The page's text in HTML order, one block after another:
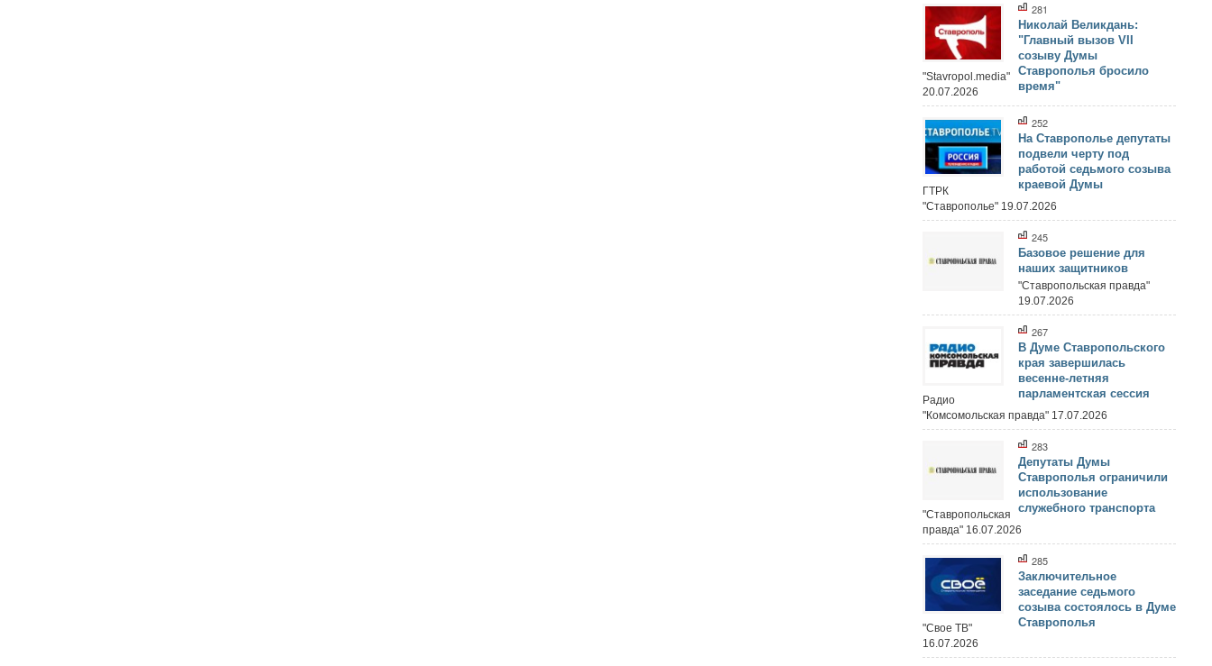
281
Николай Великдань:
"Главный вызов VII
созыву Думы
Ставрополья бросило
время"
"Stavropol.media"
20.07.2026
252
На Ставрополье депутаты
подвели черту под
работой седьмого созыва
краевой Думы
ГТРК
"Ставрополье" 19.07.2026
245
Базовое решение для
наших защитников
"Ставропольская правда"
19.07.2026
267
В Думе Ставропольского
края завершилась
весенне-летняя
парламентская сессия
Радио
"Комсомольская правда" 17.07.2026
283
Депутаты Думы
Ставрополья ограничили
использование
служебного транспорта
"Ставропольская
правда" 16.07.2026
285
Заключительное
заседание седьмого
созыва состоялось в Думе
Ставрополья
"Свое ТВ"
16.07.2026